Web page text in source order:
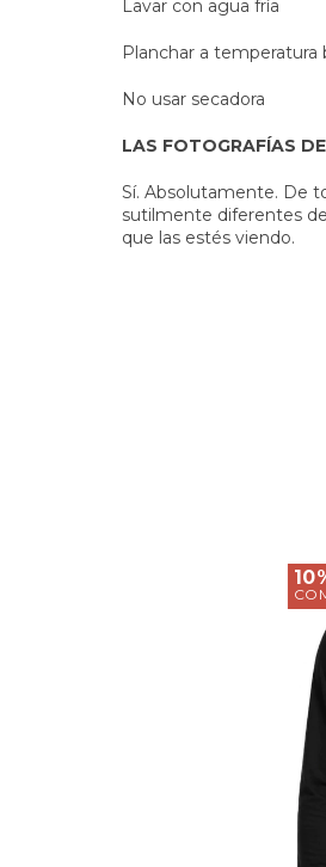
Lavar con agua fría
Planchar a temperatura
No usar secadora
LAS FOTOGRAFÍAS
Sí. Absolutamente. De
sutilmente diferentes
que las estés viendo.